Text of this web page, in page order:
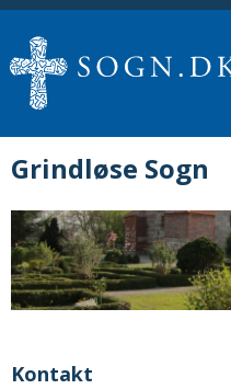
Grindløse Sogn
Kontakt